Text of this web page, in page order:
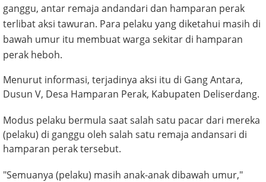
ganggu, antar remaja andandari dan hamparan perak
terlibat aksi tawuran. Para pelaku yang diketahui masih di
bawah umur itu membuat warga sekitar di hamparan
perak heboh.
Menurut informasi, terjadinya aksi itu di Gang Antara,
Dusun V, Desa Hamparan Perak, Kabupaten Deliserdang.
Modus pelaku bermula saat salah satu pacar dari mereka
(pelaku) di ganggu oleh salah satu remaja andansari di
hamparan perak tersebut.
"Semuanya (pelaku) masih anak-anak dibawah umur,"